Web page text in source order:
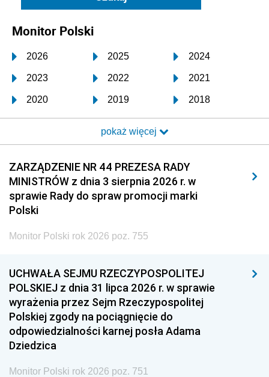
Monitor Polski
2026 2025 2024
2023 2022 2021
2020 2019 2018
2017 2016 2015
2014 2013 2012
2011 2010 2009
2008 2007 2006
2005
1996 1995 1994
1993 1992 1991
1990 1989
1987 1986 1985
pokaż więcej
ZARZĄDZENIE NR 44 PREZESA RADY
MINISTRÓW z dnia 3 sierpnia 2026 r. w
sprawie Rady do spraw promocji marki
Polski
Monitor Polski rok 2026 poz. 755
UCHWAŁA SEJMU RZECZYPOSPOLITEJ
POLSKIEJ z dnia 31 lipca 2026 r. w sprawie
wyrażenia przez Sejm Rzeczypospolitej
Polskiej zgody na pociągnięcie do
odpowiedzialności karnej posła Adama
Dziedzica
Monitor Polski rok 2026 poz. 751